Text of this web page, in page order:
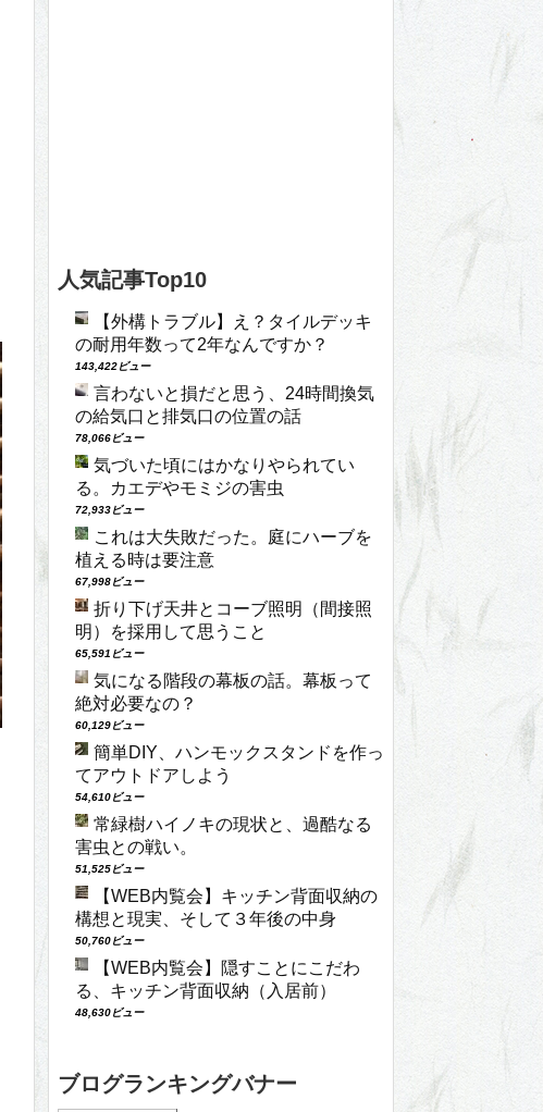
人気記事Top10
【外構トラブル】え？タイルデッキ
の耐用年数って2年なんですか？
143,422ビュー
言わないと損だと思う、24時間換気
の給気口と排気口の位置の話
78,066ビュー
気づいた頃にはかなりやられてい
る。カエデやモミジの害虫
72,933ビュー
これは大失敗だった。庭にハーブを
植える時は要注意
67,998ビュー
折り下げ天井とコーブ照明（間接照
明）を採用して思うこと
65,591ビュー
気になる階段の幕板の話。幕板って
絶対必要なの？
60,129ビュー
簡単DIY、ハンモックスタンドを作っ
てアウトドアしよう
54,610ビュー
常緑樹ハイノキの現状と、過酷なる
害虫との戦い。
51,525ビュー
【WEB内覧会】キッチン背面収納の
構想と現実、そして３年後の中身
50,760ビュー
【WEB内覧会】隠すことにこだわ
る、キッチン背面収納（入居前）
48,630ビュー
ブログランキングバナー